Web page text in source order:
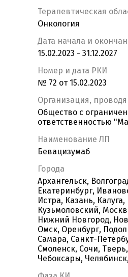
Терапевтическая
Онкология
Дата начала и
15.02.2023 - 31.12.2027
Номер и дата РКИ
№ 72 от 15.02.2023
Организация,
Общество с
ответственностью
Наименование ЛП
Бевацизумаб
Города
Архангельск,
Екатеринбург,
Истра, Казань,
Кузьмоловский,
Нижний Новгород,
Омск, Оренбург,
Самара, Санкт-
Смоленск, Сочи,
Чебоксары,